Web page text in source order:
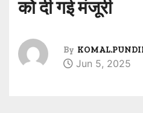
को दी गई मंजूरी
By
Jun 5, 2025